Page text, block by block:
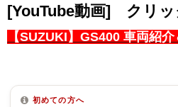
[YouTube動画] クリッ
【SUZUKI】GS400 車両紹介
初めての方へ